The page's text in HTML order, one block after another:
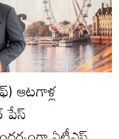
ఆటగాళ్ల
పేస్‌